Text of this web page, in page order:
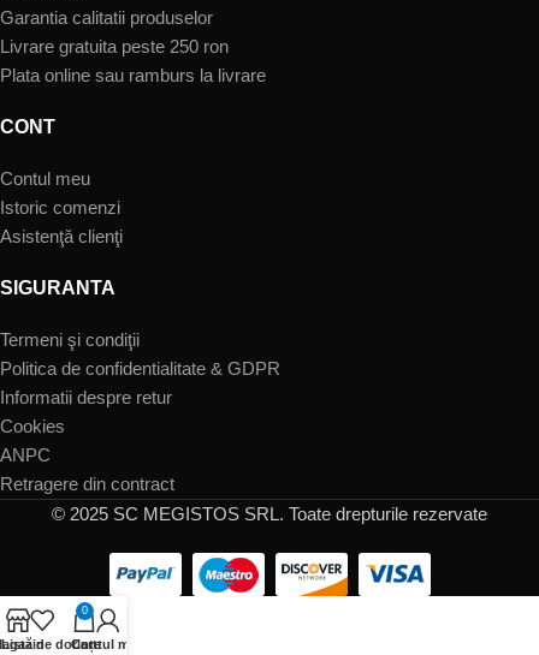
Garantia calitatii produselor
Livrare gratuita peste 250 ron
Plata online sau ramburs la livrare
CONT
Contul meu
Istoric comenzi
Asistenţă clienţi
SIGURANTA
Termeni şi condiţii
Politica de confidentialitate & GDPR
Informatii despre retur
Cookies
ANPC
Retragere din contract
© 2025 SC MEGISTOS SRL. Toate drepturile rezervate
Listă de dorințe
0
Cart
Contul meu